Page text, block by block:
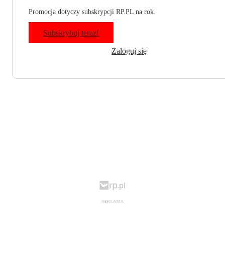
Promocja dotyczy subskrypcji RP.PL na rok.
Subskrybuj teraz!
Zaloguj się